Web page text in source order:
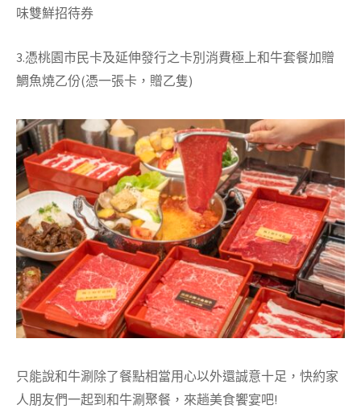
味雙鮮招待券
3.憑桃園市民卡及延伸發行之卡別消費極上和牛套餐加贈
鯛魚燒乙份(憑一張卡，贈乙隻)
只能說和牛涮除了餐點相當用心以外還誠意十足，快約家
人朋友們一起到和牛涮聚餐，來趟美食饗宴吧!